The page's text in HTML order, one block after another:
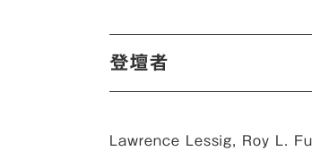
登壇者
Lawrence Lessig, Roy L.